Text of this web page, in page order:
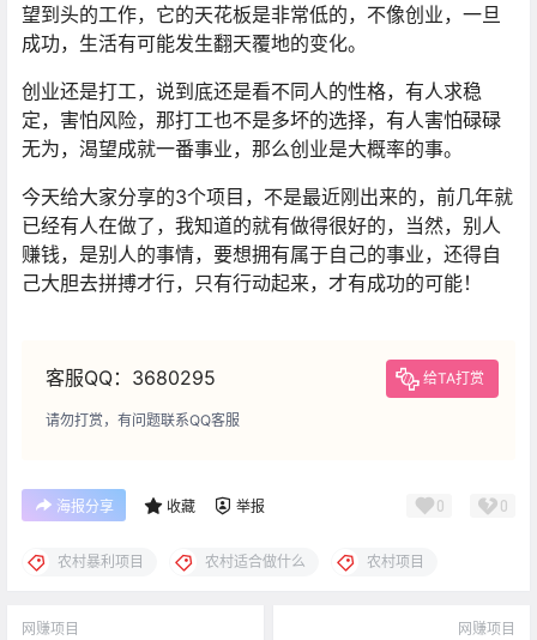
望到头的工作，它的天花板是非常低的，不像创业，一旦
成功，生活有可能发生翻天覆地的变化。
创业还是打工，说到底还是看不同人的性格，有人求稳
定，害怕风险，那打工也不是多坏的选择，有人害怕碌碌
无为，渴望成就一番事业，那么创业是大概率的事。
今天给大家分享的3个项目，不是最近刚出来的，前几年就
已经有人在做了，我知道的就有做得很好的，当然，别人
赚钱，是别人的事情，要想拥有属于自己的事业，还得自
己大胆去拼搏才行，只有行动起来，才有成功的可能！
客服QQ：3680295 给TA打赏
请勿打赏，有问题联系QQ客服
海报分享 收藏 举报 0 0
农村暴利项目 农村适合做什么 农村项目
网赚项目 网赚项目